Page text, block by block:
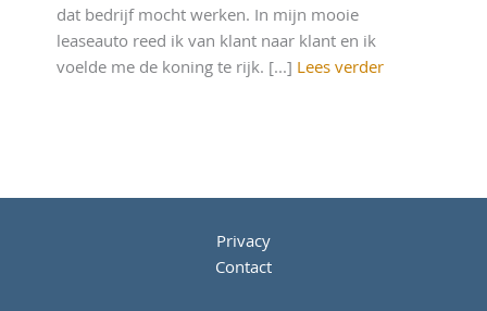
dat bedrijf mocht werken. In mijn mooie
leaseauto reed ik van klant naar klant en ik
voelde me de koning te rijk. [...] Lees verder
Privacy
Contact